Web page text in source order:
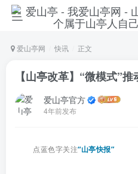
爱山亭网 快讯 正文
【山亭改革】“微模式”
爱山亭官方
4年前发布
点蓝色字关注“山亭快报”